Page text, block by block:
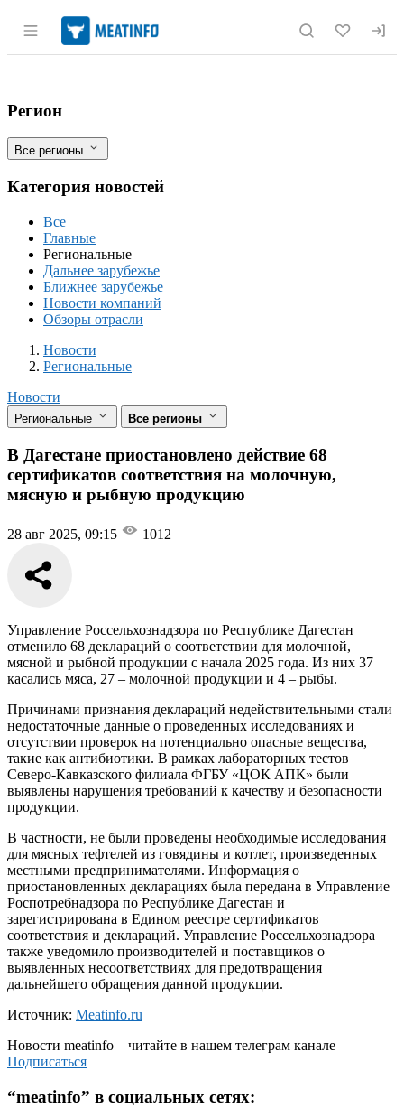
Раздел навигации по сайту
В Дагестане приостановлено
Фильтры
Регион
Все регионы
Категория новостей
Все
Главные
Региональные
Дальнее зарубежье
Ближнее зарубежье
Новости компаний
Обзоры отрасли
Новости
Разделы
Новости
Региональные
Новости
Региональные Все регионы
В Дагестане приостановлено действие 68
сертификатов соответствия на молочную,
мясную и рыбную продукцию
28 авг 2025, 09:15 1012
Управление Россельхознадзора по Республике Дагестан
отменило 68 деклараций о соответствии для молочной,
мясной и рыбной продукции с начала 2025 года. Из них 37
касались мяса, 27 – молочной продукции и 4 – рыбы.
Причинами признания деклараций недействительными стали
недостаточные данные о проведенных исследованиях и
отсутствии проверок на потенциально опасные вещества,
такие как антибиотики. В рамках лабораторных тестов
Северо-Кавказского филиала ФГБУ «ЦОК АПК» были
выявлены нарушения требований к качеству и безопасности
продукции.
В частности, не были проведены необходимые исследования
для мясных тефтелей из говядины и котлет, произведенных
местными предпринимателями. Информация о
приостановленных декларациях была передана в Управление
Роспотребнадзора по Республике Дагестан и
зарегистрирована в Едином реестре сертификатов
соответствия и деклараций. Управление Россельхознадзора
также уведомило производителей и поставщиков о
выявленных несоответствиях для предотвращения
дальнейшего обращения данной продукции.
Источник: Meatinfo.ru
Новости meatinfo – читайте в нашем телеграм канале
Подписаться
“meatinfo” в социальных сетях: